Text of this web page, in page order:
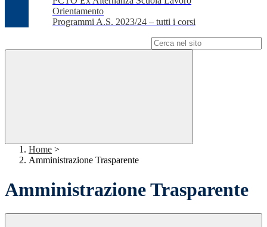
Orientamento
Programmi A.S. 2023/24 – tutti i corsi
Home >
Amministrazione Trasparente
Amministrazione Trasparente